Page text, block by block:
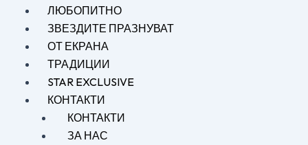
ЛЮБОПИТНО
ЗВЕЗДИТЕ ПРАЗНУВАТ
ОТ ЕКРАНА
ТРАДИЦИИ
STAR EXCLUSIVE
КОНТАКТИ
КОНТАКТИ
ЗА НАС